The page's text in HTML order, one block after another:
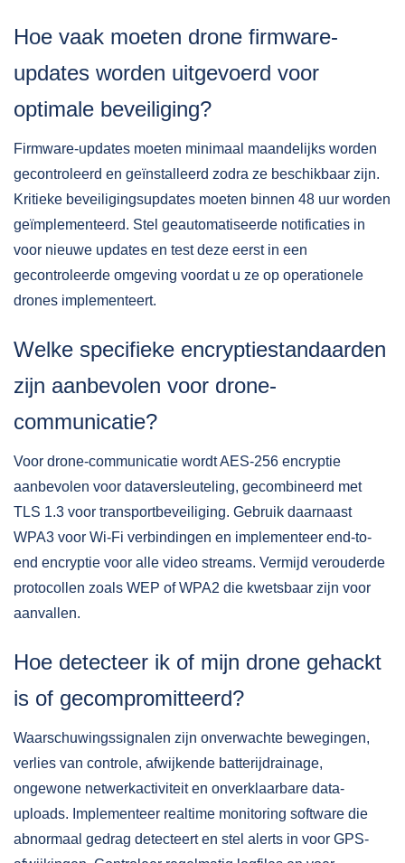
Hoe vaak moeten drone firmware-
updates worden uitgevoerd voor
optimale beveiliging?
Firmware-updates moeten minimaal maandelijks worden
gecontroleerd en geïnstalleerd zodra ze beschikbaar zijn.
Kritieke beveiligingsupdates moeten binnen 48 uur worden
geïmplementeerd. Stel geautomatiseerde notificaties in
voor nieuwe updates en test deze eerst in een
gecontroleerde omgeving voordat u ze op operationele
drones implementeert.
Welke specifieke encryptiestandaarden
zijn aanbevolen voor drone-
communicatie?
Voor drone-communicatie wordt AES-256 encryptie
aanbevolen voor dataversleuteling, gecombineerd met
TLS 1.3 voor transportbeveiliging. Gebruik daarnaast
WPA3 voor Wi-Fi verbindingen en implementeer end-to-
end encryptie voor alle video streams. Vermijd verouderde
protocollen zoals WEP of WPA2 die kwetsbaar zijn voor
aanvallen.
Hoe detecteer ik of mijn drone gehackt
is of gecompromitteerd?
Waarschuwingssignalen zijn onverwachte bewegingen,
verlies van controle, afwijkende batterijdrainage,
ongewone netwerkactiviteit en onverklaarbare data-
uploads. Implementeer realtime monitoring software die
abnormaal gedrag detecteert en stel alerts in voor GPS-